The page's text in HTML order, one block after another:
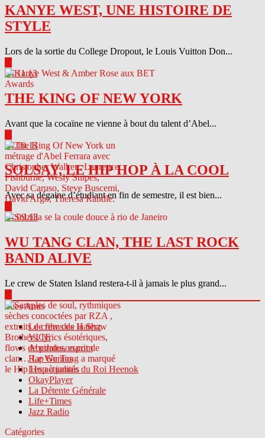
KANYE WEST, UNE HISTOIRE DE
STYLE
Lors de la sortie du College Dropout, le Louis Vuitton Don...
04.11.13
THE KING OF NEW YORK
Avant que la cocaïne ne vienne à bout du talent d’Abel...
04.10.13
SOLSAY, LE HIP HOP À LA COOL
Avec sa dégaine d’étudiant en fin de semestre, il est bien...
04.09.13
WU TANG CLAN, THE LAST ROCK
BAND ALIVE
Le crew de Staten Island restera-t-il à jamais le plus grand...
Sites Amis
Le crew des Haterz
VICE
Abcdrduson.com
Rap Genius
Les actualités du Roi Heenok
OkayPlayer
La Détente Générale
Life+Times
Jazz Radio
Catégories